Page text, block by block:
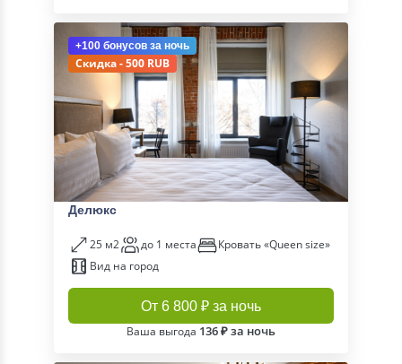
+100 бонусов за ночь
Скидка - 500 RUB
Делюкс
25 м2 до 1 места
Кровать «Queen size»
Вид на город
От 6 800 ₽ за ночь
Ваша выгода 136 ₽ за ночь